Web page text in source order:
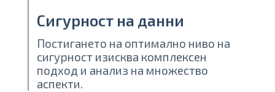
Сигурност на данни
Постигането на оптимално ниво на
сигурност изисква комплексен
подход и анализ на множество
аспекти.